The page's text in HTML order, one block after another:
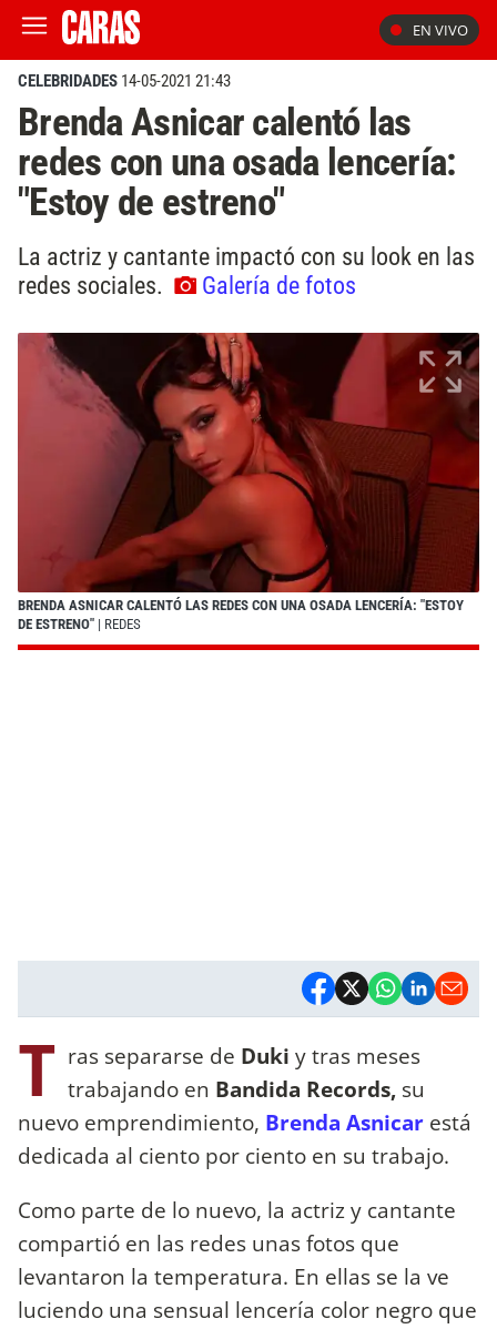
EN VIVO
CELEBRIDADES 14-05-2021 21:43
Brenda Asnicar calentó las
redes con una osada lencería:
"Estoy de estreno"
La actriz y cantante impactó con su look en las
redes sociales.
Galería de fotos
BRENDA ASNICAR CALENTÓ LAS REDES CON UNA OSADA LENCERÍA: "ESTOY
DE ESTRENO" | REDES
T ras separarse de Duki y tras meses
trabajando en Bandida Records, su
nuevo emprendimiento, Brenda Asnicar está
dedicada al ciento por ciento en su trabajo.
Como parte de lo nuevo, la actriz y cantante
compartió en las redes unas fotos que
levantaron la temperatura. En ellas se la ve
luciendo una sensual lencería color negro que